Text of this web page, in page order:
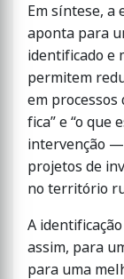
Em síntese, a
aponta para
identificado e
permitem
em processos
fica” e “o que
intervenção —
projetos de
no território
A
assim, para
para uma